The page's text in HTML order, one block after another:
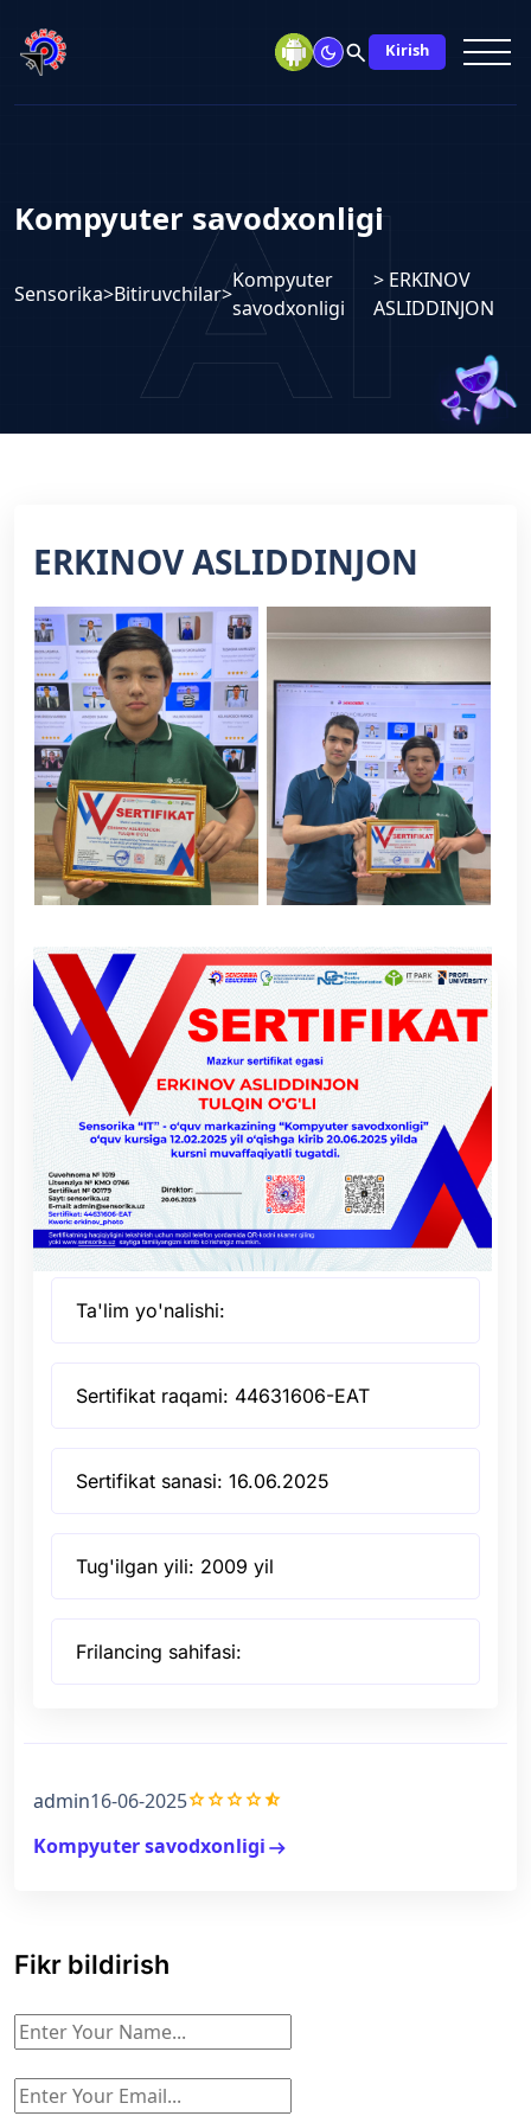
search Kirish
Kompyuter savodxonligi
Sensorika>Bitiruvchilar>
Kompyuter
savodxonligi
> ERKINOV
ASLIDDINJON
ERKINOV ASLIDDINJON
Ta'lim yo'nalishi:
Sertifikat raqami: 44631606-EAT
Sertifikat sanasi: 16.06.2025
Tug'ilgan yili: 2009 yil
Frilancing sahifasi:
admin16-06-2025gradegradegradegradestar_half
Kompyuter savodxonligiarrow_right_alt
Fikr bildirish